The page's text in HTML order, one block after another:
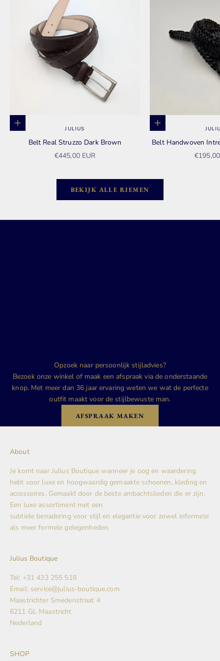
Toevoegen aan winkelwagen
JULIUS
Belt Real Struzzo Dark Brown
Aanbiedingsprijs
€445,00 EUR
Toevoegen aan
Belt Handwoven
BEKIJK ALLE RIEMEN
Opzoek naar persoonlijk stijladvies?
Bezoek onze winkel of maak een afspraak via de onderstaande
knop. Met meer dan 36 jaar ervaring weten we wat de perfecte
outfit maakt voor de stijlbewuste man.
AFSPRAAK MAKEN
About
Je komt naar Julius Boutique wanneer je oog en waardering
hebt voor luxe en hoogwaardig gemaakte schoenen, kleding en
accessoires. Gemaakt door de beste ambachtslieden die er zijn.
Een luxe assortiment met een
subtiele benadering voor stijl en elegantie voor zowel informele
als meer formele gelegenheden.
Julius Boutique
Tel: +31 433 255 518
Email: service@julius-boutique.com
Maastrichter Smedenstraat 4
6211 GL Maastricht
Nederland
SHOP